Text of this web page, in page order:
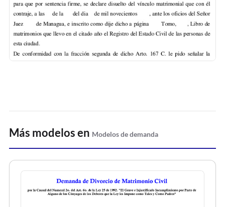
Más modelos en Modelos de demanda